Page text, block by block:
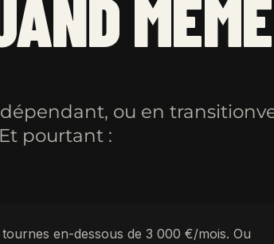
ou en
pourtant :
tournes en-dessous de 3 000 €/mois. Ou